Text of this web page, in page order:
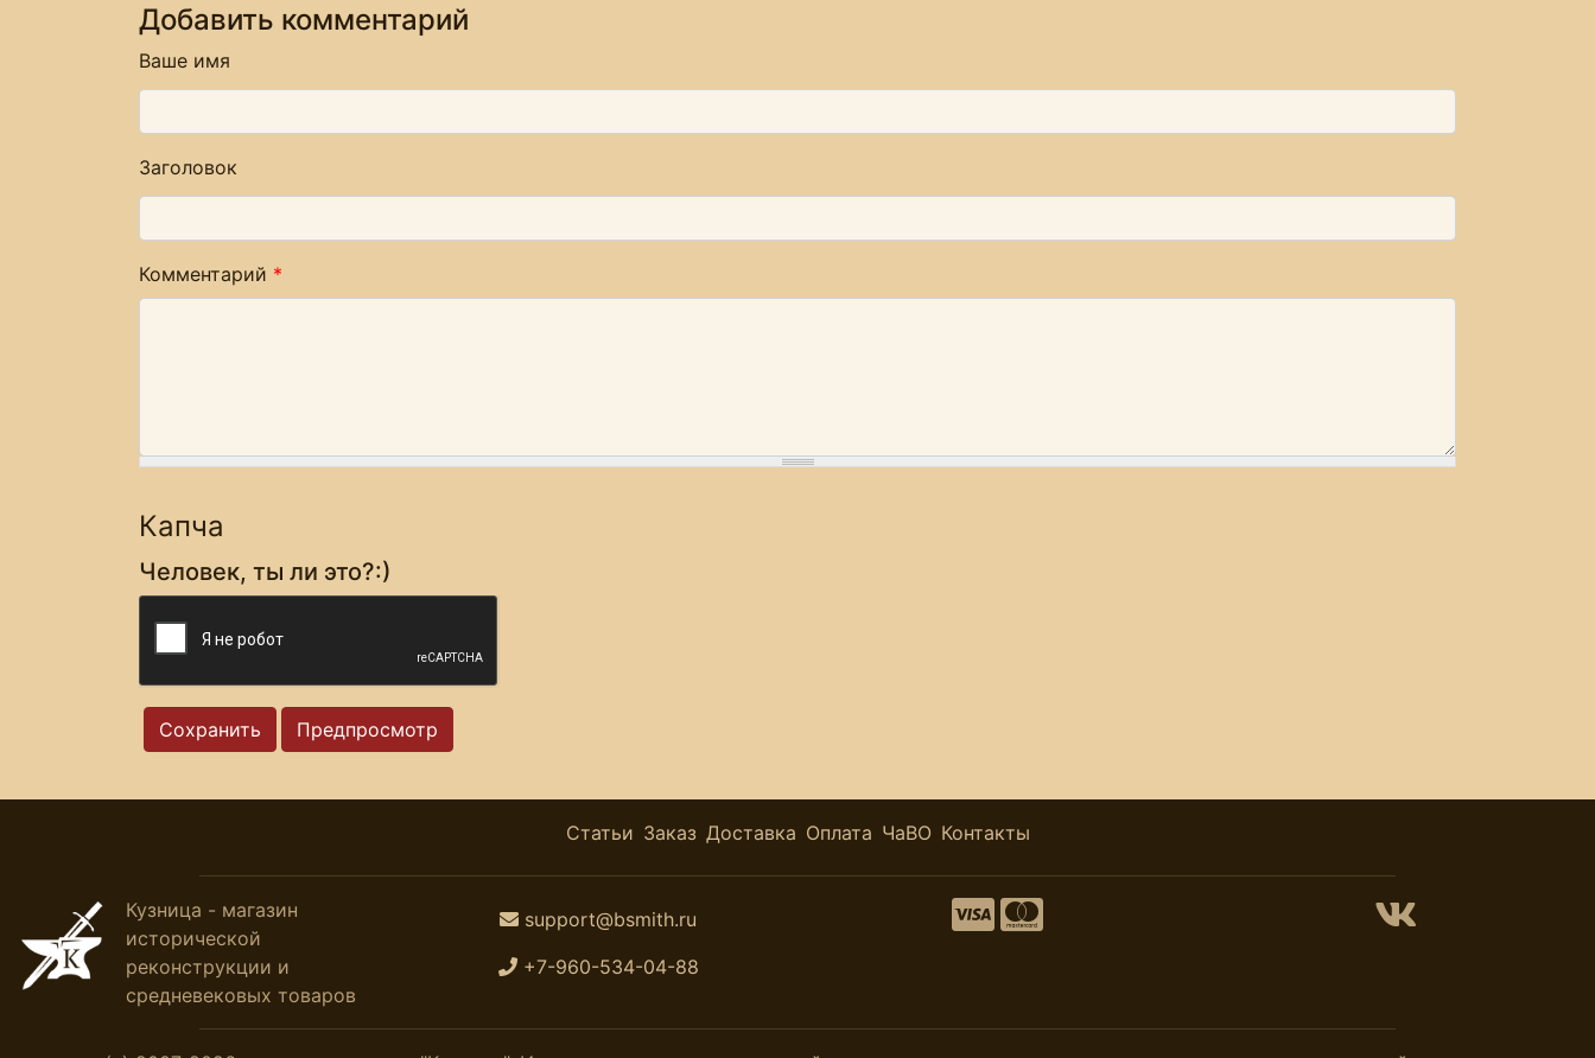
Добавить комментарий
Ваше имя
Заголовок
Комментарий *
Капча
Человек, ты ли это?:)
Статьи Заказ Доставка Оплата ЧаВО Контакты
Кузница - магазин
исторической
реконструкции и
средневековых товаров
support@bsmith.ru
+7-960-534-04-88